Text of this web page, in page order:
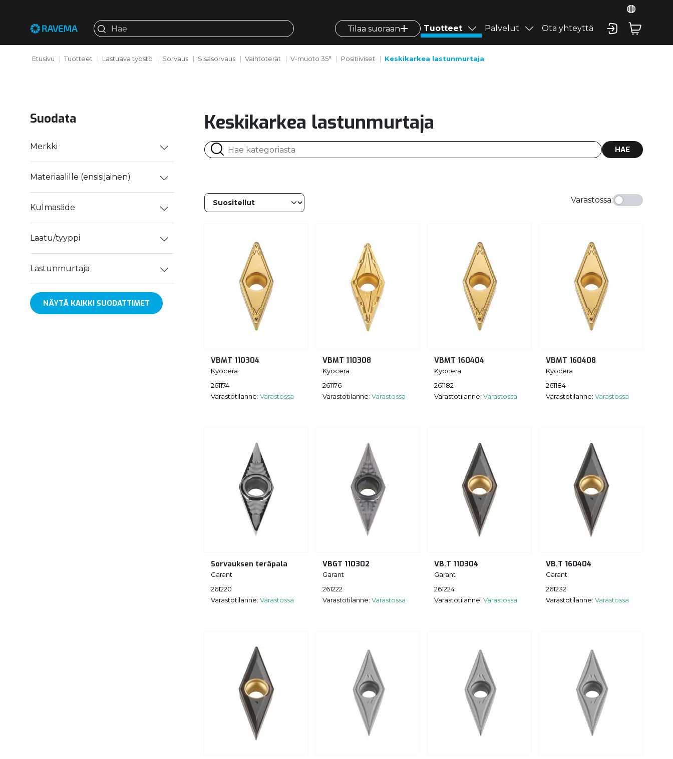
Tilaa suoraan Tuotteet Palvelut Ota yhteyttä
Etusivu Tuotteet Lastuava työstö Sorvaus Sisäsorvaus Vaihtoterät V-muoto 35° Positiiviset Keskikarkea lastunmurtaja
Suodata
Merkki
Materiaalille (ensisijainen)
Kulmasäde
Laatu/tyyppi
Lastunmurtaja
NÄYTÄ KAIKKI SUODATTIMET
Keskikarkea lastunmurtaja
HAE
Varastossa:
VBMT 110304
Kyocera
261174
Varastotilanne: Varastossa
VBMT 110308
Kyocera
261176
Varastotilanne: Varastossa
VBMT 160404
Kyocera
261182
Varastotilanne: Varastossa
VBMT 160408
Kyocera
261184
Varastotilanne: Varastossa
Sorvauksen teräpala
Garant
261220
Varastotilanne: Varastossa
VBGT 110302
Garant
261222
Varastotilanne: Varastossa
VB.T 110304
Garant
261224
Varastotilanne: Varastossa
VB.T 160404
Garant
261232
Varastotilanne: Varastossa